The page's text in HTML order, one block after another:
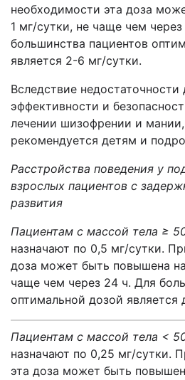
необходимости эта доза
1 мг/сутки, не чаще чем
большинства пациентов
является 2-6 мг/сутки.
Вследствие недостаточности
эффективности и
лечении шизофрении и
рекомендуется детям и
Расстройства поведения у
взрослых пациентов с
развития
Пациентам с массой тела ≥
назначают по 0,5 мг/сутки.
доза может быть повышена
чаще чем через 24 ч. Для
оптимальной дозой является
Пациентам с массой тела <
назначают по 0,25 мг/сутки.
эта доза может быть